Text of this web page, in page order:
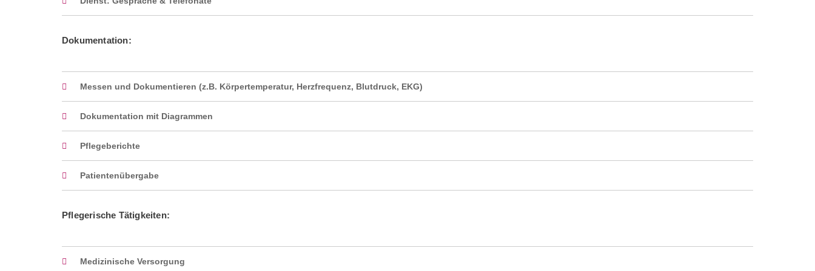
Dokumentation:
Messen und Dokumentieren (z.B. Körpertemperatur, Herzfrequenz, Blutdruck, EKG)
Dokumentation mit Diagrammen
Pflegeberichte
Patientenübergabe
Pflegerische Tätigkeiten:
Medizinische Versorgung